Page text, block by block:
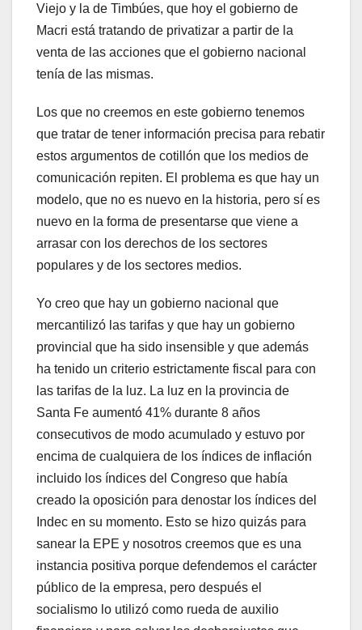
Viejo y la de Timbúes, que hoy el gobierno de
Macri está tratando de privatizar a partir de la
venta de las acciones que el gobierno nacional
tenía de las mismas.
Los que no creemos en este gobierno tenemos
que tratar de tener información precisa para rebatir
estos argumentos de cotillón que los medios de
comunicación repiten. El problema es que hay un
modelo, que no es nuevo en la historia, pero sí es
nuevo en la forma de presentarse que viene a
arrasar con los derechos de los sectores
populares y de los sectores medios.
Yo creo que hay un gobierno nacional que
mercantilizó las tarifas y que hay un gobierno
provincial que ha sido insensible y que además
ha tenido un criterio estrictamente fiscal para con
las tarifas de la luz. La luz en la provincia de
Santa Fe aumentó 41% durante 8 años
consecutivos de modo acumulado y estuvo por
encima de cualquiera de los índices de inflación
incluido los índices del Congreso que había
creado la oposición para denostar los índices del
Indec en su momento. Esto se hizo quizás para
sanear la EPE y nosotros creemos que es una
instancia positiva porque defendemos el carácter
público de la empresa, pero después el
socialismo lo utilizó como rueda de auxilio